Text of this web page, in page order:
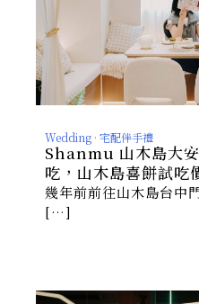
Wedding · 宅配伴手禮
Shanmu 山木島大
吃，山木島喜餅試吃
幾年前前往山木島台中
[…]